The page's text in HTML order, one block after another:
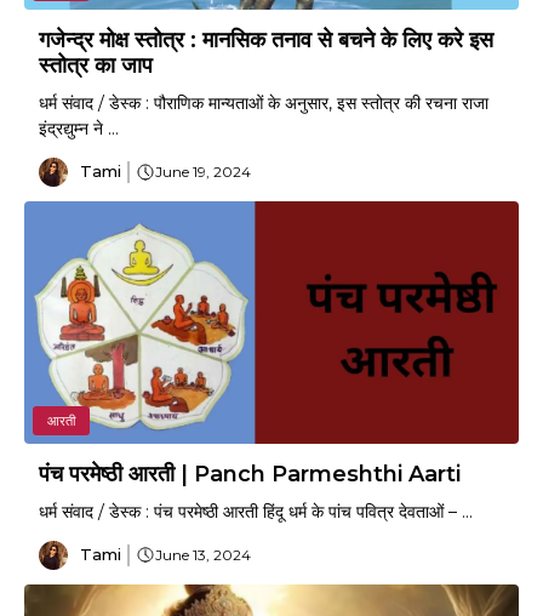
गजेन्द्र मोक्ष स्तोत्र : मानसिक तनाव से बचने के लिए करे इस
स्तोत्र का जाप
धर्म संवाद / डेस्क : पौराणिक मान्यताओं के अनुसार, इस स्तोत्र की रचना राजा
इंद्रद्युम्न ने ...
Tami June 19, 2024
आरती
पंच परमेष्ठी आरती | Panch Parmeshthi Aarti
धर्म संवाद / डेस्क : पंच परमेष्ठी आरती हिंदू धर्म के पांच पवित्र देवताओं – ...
Tami June 13, 2024